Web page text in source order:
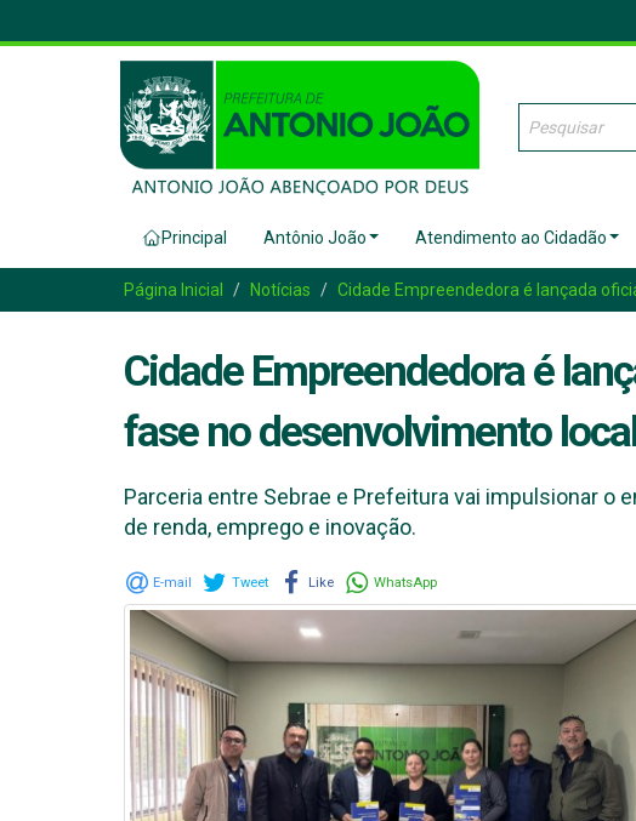
Principal Antônio João Atendimento ao Cidadão
Página Inicial Notícias Cidade Empreendedora é lançada
Cidade Empreendedora é
fase no desenvolvimento local
Parceria entre Sebrae e Prefeitura vai impulsionar o
de renda, emprego e inovação.
E-mail Tweet Like WhatsApp